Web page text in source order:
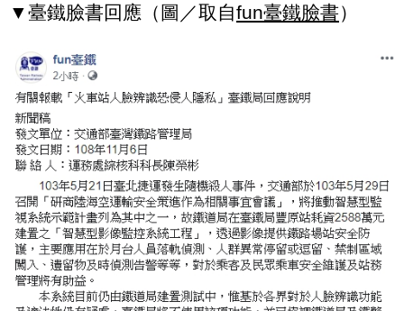
▼臺鐵臉書回應（圖／取自fun臺鐵臉書）